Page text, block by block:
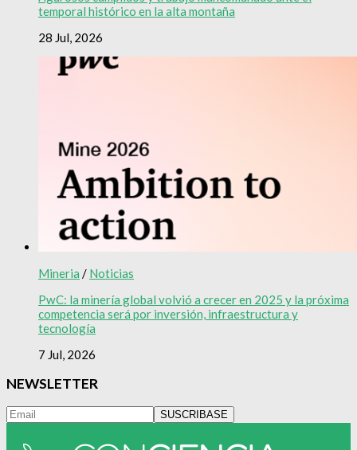
temporal histórico en la alta montaña
28 Jul, 2026
Mineria / Noticias
PwC: la minería global volvió a crecer en 2025 y la próxima
competencia será por inversión, infraestructura y
tecnología
7 Jul, 2026
NEWSLETTER